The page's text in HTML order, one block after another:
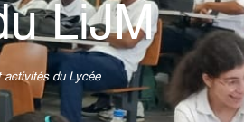
LiJM
activités du Lycée